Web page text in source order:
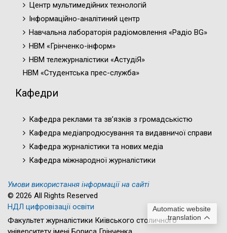
Automatic website
translation
Центр мультимедійних технологій
Інформаційно-аналітиний центр
Навчальна лабораторія радіомовлення «Радіо BG»
НВМ «Грінченко-інформ»
НВМ тележурналістики «АстудіЯ»
НВМ «Студентська прес-служба»
Кафедри
Кафедра реклами та зв’язків з громадськістю
Кафедра медіапродюсування та видавничої справи
Кафедра журналістики та нових медіа
Кафедра міжнародної журналістики
Умови використання інформації на сайті
© 2026 All Rights Reserved
НДЛ цифровізації освіти
Факультет журналістики Київського столичного